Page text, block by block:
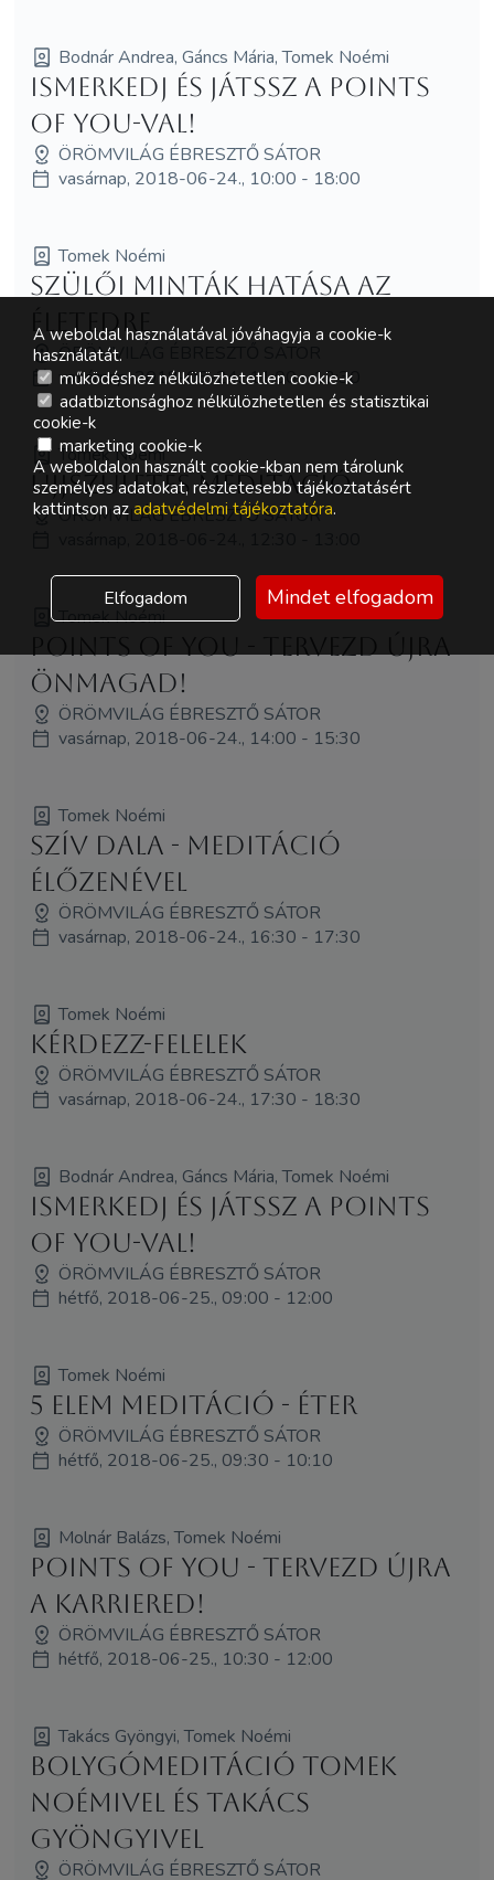
Bodnár Andrea, Gáncs Mária, Tomek Noémi
Ismerkedj és játssz a Points
of You-val!
ÖRÖMVILÁG ÉBRESZTŐ SÁTOR
vasárnap, 2018-06-24., 10:00 - 18:00
Tomek Noémi
Szülői minták hatása az
életedre
ÖRÖMVILÁG ÉBRESZTŐ SÁTOR
vasárnap, 2018-06-24., 11:00 - 12:30
Tomek Noémi
Újjszületés meditáció
ÖRÖMVILÁG ÉBRESZTŐ SÁTOR
Tomek Noémi
Points of You - Tervezd újra
Önmagad!
ÖRÖMVILÁG ÉBRESZTŐ SÁTOR
vasárnap, 2018-06-24., 14:00 - 15:30
Tomek Noémi
Szív dala - meditáció
élőzenével
ÖRÖMVILÁG ÉBRESZTŐ SÁTOR
vasárnap, 2018-06-24., 16:30 - 17:30
Tomek Noémi
Kérdezz-felelek
ÖRÖMVILÁG ÉBRESZTŐ SÁTOR
vasárnap, 2018-06-24., 17:30 - 18:30
Bodnár Andrea, Gáncs Mária, Tomek Noémi
Ismerkedj és játssz a Points
of You-val!
ÖRÖMVILÁG ÉBRESZTŐ SÁTOR
hétfő, 2018-06-25., 09:00 - 12:00
Tomek Noémi
5 elem meditáció - Éter
ÖRÖMVILÁG ÉBRESZTŐ SÁTOR
hétfő, 2018-06-25., 09:30 - 10:10
Molnár Balázs, Tomek Noémi
Points of You - Tervezd újra
a karriered!
ÖRÖMVILÁG ÉBRESZTŐ SÁTOR
hétfő, 2018-06-25., 10:30 - 12:00
Takács Gyöngyi, Tomek Noémi
Bolygómeditáció Tomek
Noémivel és Takács
Gyöngyivel
ÖRÖMVILÁG ÉBRESZTŐ SÁTOR
A weboldal használatával jóváhagyja a cookie-k
használatát.
működéshez nélkülözhetetlen cookie-k
adatbiztonsághoz nélkülözhetetlen és statisztikai
cookie-k
marketing cookie-k
A weboldalon használt cookie-kban nem tárolunk
személyes adatokat, részletesebb tájékoztatásért
kattintson az adatvédelmi tájékoztatóra.
Elfogadom Mindet elfogadom